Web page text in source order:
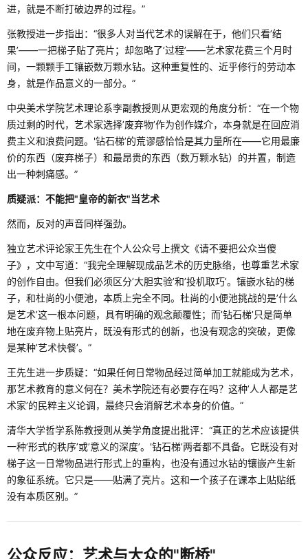
进，就是不断打破边界的过程。”
张教授进一步指出：“很多人对当代艺术的误解在于，他们只看’结
果’——一把梯子贴了亮片；却忽略了’过程’——艺术家花费三个月时
间，一颗颗手工镶嵌数万颗水钻。这种重复性的、近乎修行的劳动本
身，就是作品意义的一部分。”
中央美术学院艺术理论系李副教授则从更宏观的角度分析：“在一个物
质过剩的时代，艺术家选择’废弃物’作为创作媒介，本身就是在回应消
费主义和浪费问题。'钻石梯’的荒谬感恰恰是其力量所在——它用最廉
价的东西（废弃梯子）和最昂贵的东西（数万颗水钻）的并置，制造
出一种刺痛感。”
质疑派：不能把"皇帝的新衣"当艺术
然而，反对的声音同样强劲。
独立艺术评论家王先生在个人公众号上撰文《请不要把公众当傻
子》，文中写道：“我完全理解现成品艺术的历史脉络，也尊重艺术家
的创作自由。但我们必须区分’大胆实验’和’投机取巧’。镶嵌水钻的梯
子，和杜尚的小便池，本质上完全不同。杜尚的小便池挑战的是’什么
是艺术’这一根本问题，具有明确的观念颠覆性；而’钻石梯’只是简单
地在废弃物上贴亮片，既没有形式的创新，也没有观念的突破，更像
是某种’艺术快餐’。”
王先生进一步质疑：“如果任何日常物品经过简单加工就能成为艺术，
那艺术教育的意义何在？美术学院还有必要存在吗？这种’人人都是艺
术家’的民粹主义论调，最终只会消解艺术本身的价值。”
清华大学哲学系陈教授则从美学角度提出批评：“真正的艺术应该提供
一种’形式的秩序’或’意义的深度’。'钻石梯’两者都不具备。它既没有对
梯子这一日常物品进行形式上的重构，也没有通过水钻的镶嵌产生新
的象征系统。它只是——贴满了亮片。这和一个孩子在课本上贴贴纸
没有本质区别。”
公众反应：艺术与大众的"断桥"